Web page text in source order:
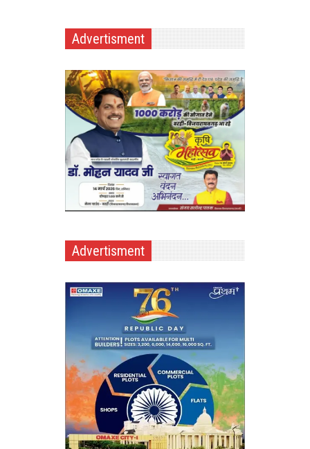
Advertisment
Advertisment